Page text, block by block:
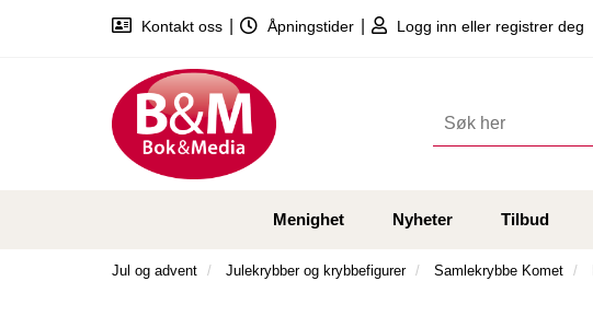
Kontakt oss Åpningstider Logg inn eller registrer deg
Menighet Nyheter Tilbud
Jul og advent Julekrybber og krybbefigurer Samlekrybbe Komet